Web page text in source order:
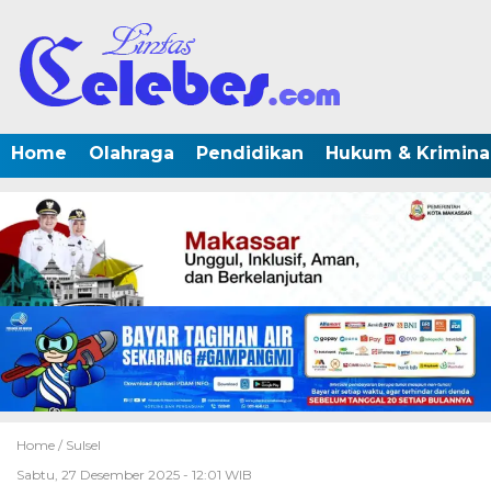
Home Olahraga Pendidikan Hukum &
Home / Sulsel
Sabtu, 27 Desember 2025 - 12:01 WIB